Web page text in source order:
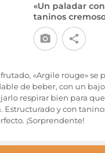
«Un paladar
taninos
«Argile rouge» se
de beber, con un
respirar bien para
Estructurado y con
¡Sorprendente!